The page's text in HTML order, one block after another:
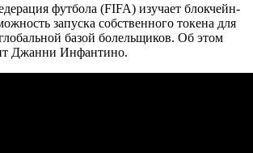
футбола (FIFA) изучает блокчейн-
запуска собственного токена для
базой болельщиков. Об этом
Джанни Инфантино.